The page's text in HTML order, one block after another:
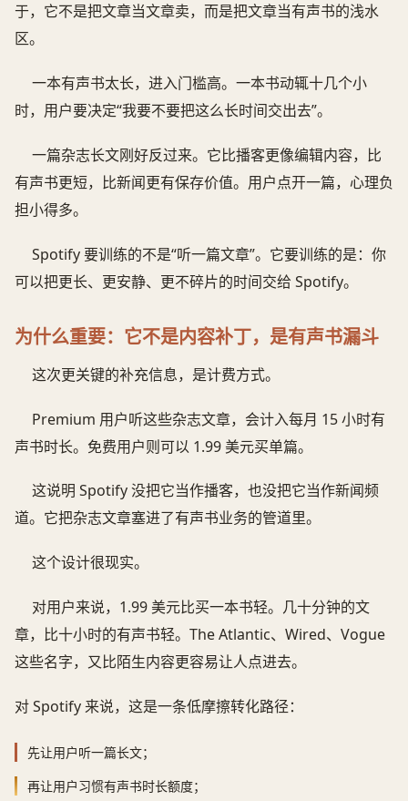
于，它不是把文章当文章卖，而是把文章当有声书的浅水
区。
一本有声书太长，进入门槛高。一本书动辄十几个小
时，用户要决定“我要不要把这么长时间交出去”。
一篇杂志长文刚好反过来。它比播客更像编辑内容，比
有声书更短，比新闻更有保存价值。用户点开一篇，心理负
担小得多。
Spotify 要训练的不是“听一篇文章”。它要训练的是：你
可以把更长、更安静、更不碎片的时间交给 Spotify。
为什么重要：它不是内容补丁，是有声书漏斗
这次更关键的补充信息，是计费方式。
Premium 用户听这些杂志文章，会计入每月 15 小时有
声书时长。免费用户则可以 1.99 美元买单篇。
这说明 Spotify 没把它当作播客，也没把它当作新闻频
道。它把杂志文章塞进了有声书业务的管道里。
这个设计很现实。
对用户来说，1.99 美元比买一本书轻。几十分钟的文
章，比十小时的有声书轻。The Atlantic、Wired、Vogue
这些名字，又比陌生内容更容易让人点进去。
对 Spotify 来说，这是一条低摩擦转化路径：
先让用户听一篇长文；
再让用户习惯有声书时长额度；